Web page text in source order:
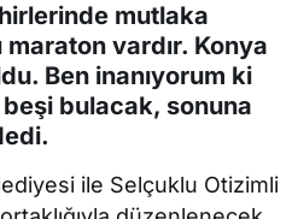
mutlaka
vardır. Konya
Ben inanıyorum ki
bulacak, sonuna
ile Selçuklu Otizimli